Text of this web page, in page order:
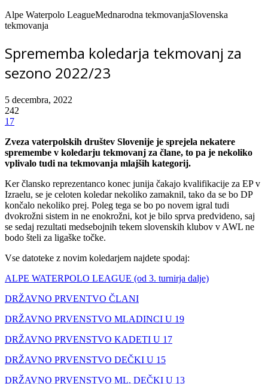
Alpe Waterpolo LeagueMednarodna tekmovanjaSlovenska
tekmovanja
Sprememba koledarja tekmovanj za
sezono 2022/23
5 decembra, 2022
242
17
Zveza vaterpolskih društev Slovenije je sprejela nekatere
spremembe v koledarju tekmovanj za člane, to pa je nekoliko
vplivalo tudi na tekmovanja mlajših kategorij.
Ker člansko reprezentanco konec junija čakajo kvalifikacije za EP v
Izraelu, se je celoten koledar nekoliko zamaknil, tako da se bo DP
končalo nekoliko prej. Poleg tega se bo po novem igral tudi
dvokrožni sistem in ne enokrožni, kot je bilo sprva predvideno, saj
se sedaj rezultati medsebojnih tekem slovenskih klubov v AWL ne
bodo šteli za ligaške točke.
Vse datoteke z novim koledarjem najdete spodaj:
ALPE WATERPOLO LEAGUE (od 3. turnirja dalje)
DRŽAVNO PRVENTVO ČLANI
DRŽAVNO PRVENSTVO MLADINCI U 19
DRŽAVNO PRVENSTVO KADETI U 17
DRŽAVNO PRVENSTVO DEČKI U 15
DRŽAVNO PRVENSTVO ML. DEČKI U 13